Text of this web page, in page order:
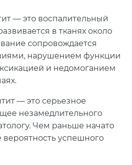
— это воспалительный
в тканях около
сопровождается
нарушением функции
и недомоганием
— это серьезное
незамедлительного
Чем раньше начато
успешного